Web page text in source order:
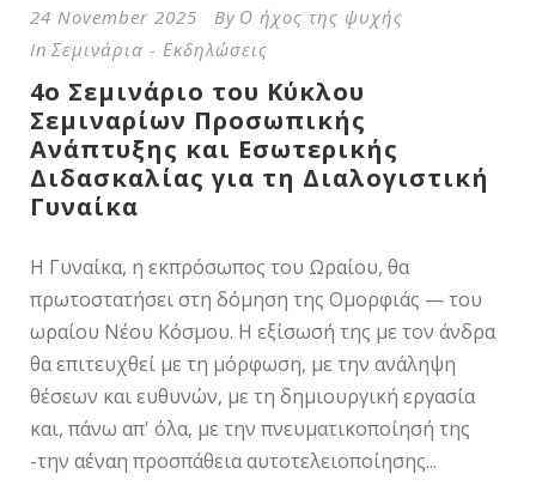
24 November 2025 By Ο ήχος της ψυχής
In Σεμινάρια - Εκδηλώσεις
4ο Σεμινάριο του Κύκλου
Σεμιναρίων Προσωπικής
Ανάπτυξης και Εσωτερικής
Διδασκαλίας για τη Διαλογιστική
Γυναίκα
Η Γυναίκα, η εκπρόσωπος του Ωραίου, θα
πρωτοστατήσει στη δόμηση της Ομορφιάς — του
ωραίου Νέου Κόσμου. Η εξίσωσή της με τον άνδρα
θα επιτευχθεί με τη μόρφωση, με την ανάληψη
θέσεων και ευθυνών, με τη δημιουργική εργασία
και, πάνω απ' όλα, με την πνευματικοποίησή της
-την αέναη προσπάθεια αυτοτελειοποίησης...